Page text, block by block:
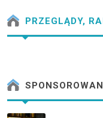
PRZEGLĄDY,